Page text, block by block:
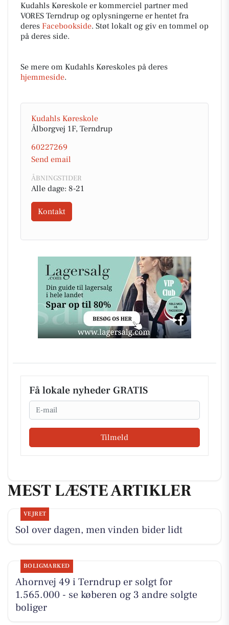
Kudahls Køreskole er kommerciel partner med
VORES Terndrup og oplysningerne er hentet fra
deres Facebookside. Støt lokalt og giv en tommel op
på deres side.
Se mere om Kudahls Køreskoles på deres
hjemmeside.
Kudahls Køreskole
Ålborgvej 1F, Terndrup
60227269
Send email
ÅBNINGSTIDER
Alle dage: 8-21
Kontakt
Få lokale nyheder GRATIS
Email
Tilmeld
MEST LÆSTE ARTIKLER
VEJRET
Sol over dagen, men vinden bider lidt
BOLIGMARKED
Ahornvej 49 i Terndrup er solgt for
1.565.000 - se køberen og 3 andre solgte
boliger